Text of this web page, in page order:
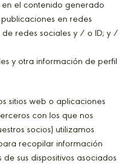
el contenido generado
en redes
redes sociales y / o ID; y /
y otra información de perfil
sitios web o aplicaciones
con los que nos
socios) utilizamos
recopilar información
sus dispositivos asociados